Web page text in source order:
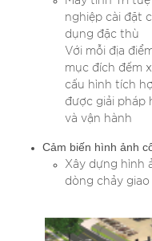
nghiệp cài đặt
dụng đặc thù
Với mỗi địa
mục đích đếm
cấu hình tích
được giải pháp
và vận hành
Cảm biến hình ảnh
Xây dựng hình
dòng chảy